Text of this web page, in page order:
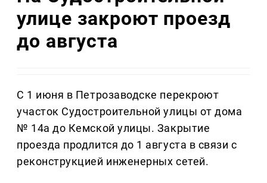
улице закроют проезд
до августа
С 1 июня в Петрозаводске перекроют
участок Судостроительной улицы от дома
№ 14а до Кемской улицы. Закрытие
проезда продлится до 1 августа в связи с
реконструкцией инженерных сетей.